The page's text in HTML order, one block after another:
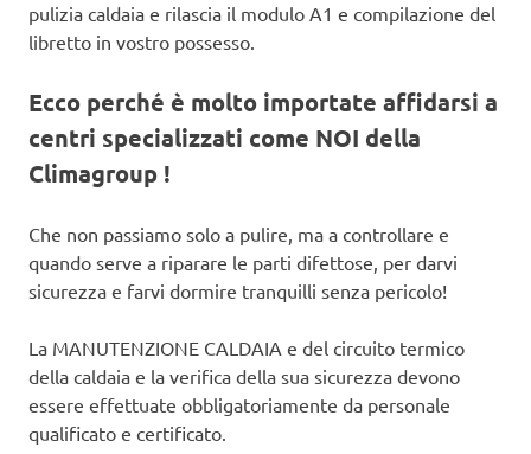
pulizia caldaia e rilascia il modulo A1 e compilazione del
libretto in vostro possesso.
Ecco perché è molto importate affidarsi a
centri specializzati come NOI della
Climagroup !
Che non passiamo solo a pulire, ma a controllare e
quando serve a riparare le parti difettose, per darvi
sicurezza e farvi dormire tranquilli senza pericolo!
La MANUTENZIONE CALDAIA e del circuito termico
della caldaia e la verifica della sua sicurezza devono
essere effettuate obbligatoriamente da personale
qualificato e certificato.